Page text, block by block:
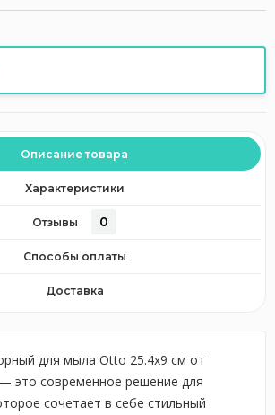
Описание товара
Характеристики
Отзывы 0
Способы оплаты
Доставка
для мыла Otto 25.4x9 см от
это современное решение для
сочетает в себе стильный